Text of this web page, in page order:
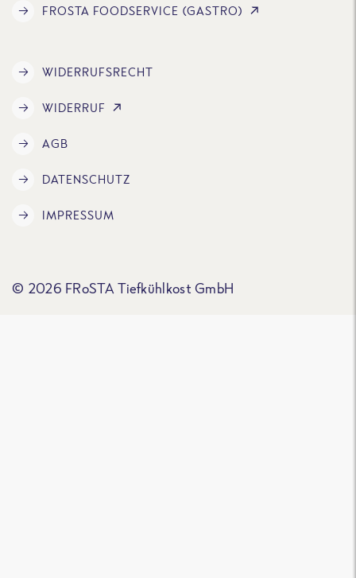
FROSTA FOODSERVICE (GASTRO)
WIDERRUFSRECHT
WIDERRUF
AGB
DATENSCHUTZ
IMPRESSUM
© 2026 FRoSTA Tiefkühlkost GmbH